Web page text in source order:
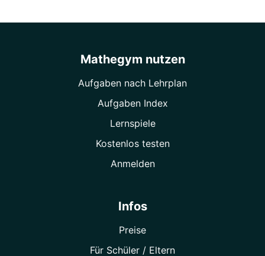
Mathegym nutzen
Aufgaben nach Lehrplan
Aufgaben Index
Lernspiele
Kostenlos testen
Anmelden
Infos
Preise
Für Schüler / Eltern